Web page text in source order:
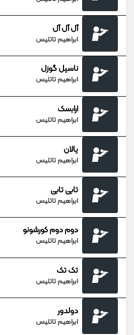
آل آل آل
ابراهیم تاتلیس
ناسیل گوزل
ابراهیم تاتلیس
ارابسک
ابراهیم تاتلیس
یالان
ابراهیم تاتلیس
تابی تابی
ابراهیم تاتلیس
دوم دوم کورشونو
ابراهیم تاتلیس
تک تک
ابراهیم تاتلیس
دولدور
ابراهیم تاتلیس